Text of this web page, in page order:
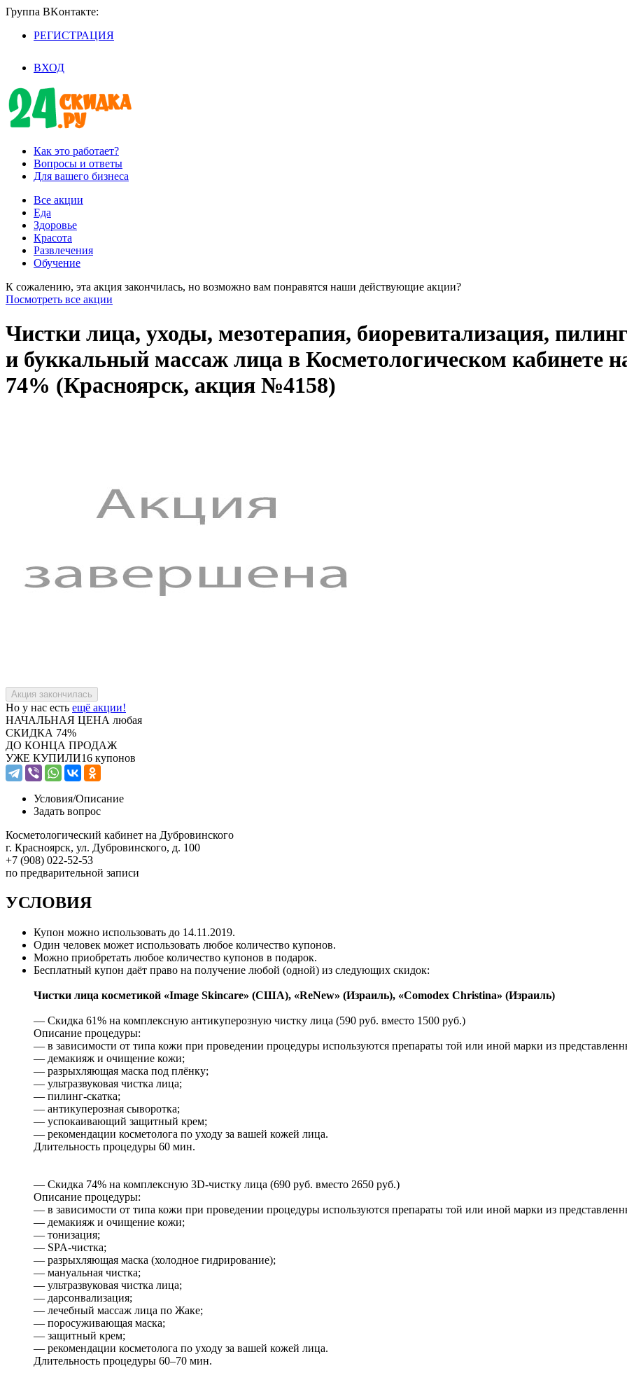
Группа BKoнтaктe:
РЕГИСТРАЦИЯ
ВХОД
Как это работает?
Вопросы и ответы
Для вашего бизнеса
Все акции
Еда
Здоровье
Красота
Развлечения
Обучение
К сожалению, эта акция закончилась, но возможно вам понравятся наши действующие акции?
Посмотреть все акции
Чистки лица, уходы, мезотерапия, биоревитализация,
и буккальный массаж лица в Косметологическом кабинете
74% (Красноярск, акция №4158)
Но у нас есть ещё акции!
НАЧАЛЬНАЯ ЦЕНА любая
СКИДКА 74%
ДО КОНЦА ПРОДАЖ
УЖЕ КУПИЛИ16 купонов
Условия/Описание
Задать вопрос
Косметологический кабинет на Дубровинского
г. Красноярск, ул. Дубровинского, д. 100
+7 (908) 022-52-53
по предварительной записи
УСЛОВИЯ
Купон можно использовать до 14.11.2019.
Один человек может использовать любое количество купонов.
Можно приобретать любое количество купонов в подарок.
Бесплатный купон даёт право на получение любой (одной) из следующих скидок:
Чистки лица косметикой «Image Skincare» (США), «ReNew» (Израиль), «Comodex Christina» (Израиль)
— Скидка 61% на комплексную антикуперозную чистку лица (590 руб. вместо 1500 руб.)
Описание процедуры:
— в зависимости от типа кожи при проведении процедуры используются препараты той или иной марки из
— демакияж и очищение кожи;
— разрыхляющая маска под плёнку;
— ультразвуковая чистка лица;
— пилинг-скатка;
— антикуперозная сыворотка;
— успокаивающий защитный крем;
— рекомендации косметолога по уходу за вашей кожей лица.
Длительность процедуры 60 мин.
— Скидка 74% на комплексную 3D-чистку лица (690 руб. вместо 2650 руб.)
Описание процедуры:
— в зависимости от типа кожи при проведении процедуры используются препараты той или иной марки из
— демакияж и очищение кожи;
— тонизация;
— SPA-чистка;
— разрыхляющая маска (холодное гидрирование);
— мануальная чистка;
— ультразвуковая чистка лица;
— дарсонвализация;
— лечебный массаж лица по Жаке;
— поросуживающая маска;
— защитный крем;
— рекомендации косметолога по уходу за вашей кожей лица.
Длительность процедуры 60–70 мин.